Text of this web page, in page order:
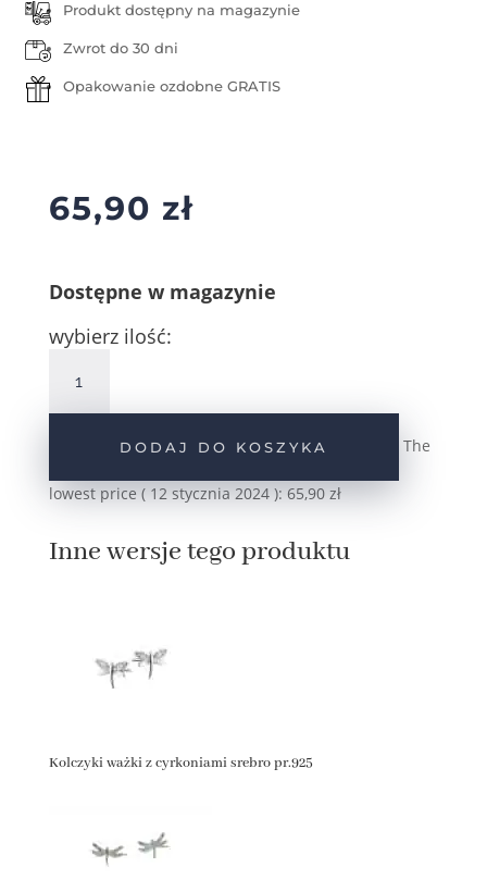
Produkt dostępny na magazynie
Zwrot do 30 dni
Opakowanie ozdobne GRATIS
65,90 zł
Dostępne w magazynie
wybierz ilość:
Kolczyki
ważki
srebro
DODAJ DO KOSZYKA The
lowest price (12 stycznia 2024): 65,90 zł
Inne wersje tego produktu
Kolczyki ważki z cyrkoniami srebro pr.925